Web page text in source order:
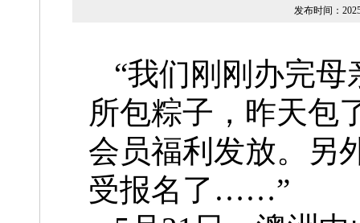
发布时间：
“我们刚刚办完
所包粽子，昨天包
会员福利发放。另
受报名了……”